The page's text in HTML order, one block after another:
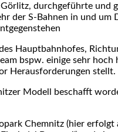
durch­ge­führte und
der S-Bahnen in und um
Hauptbahnhofes,
bspw. einige sehr
Heraus­forderungen stellt.
Modell beschafft
Chemnitz (hier